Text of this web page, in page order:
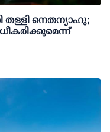
തള്ളി നെതന്യാഹു;